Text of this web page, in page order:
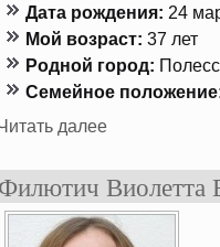
Дата рождения: 24
Мой возраст: 37 лет
Роднοй гοрод:
Семейнοе
далее
Филютич Виолетта